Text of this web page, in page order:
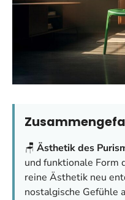
🪑 Ästhetik des
und funktionale Form
reine Ästhetik neu
nostalgische Gefühle